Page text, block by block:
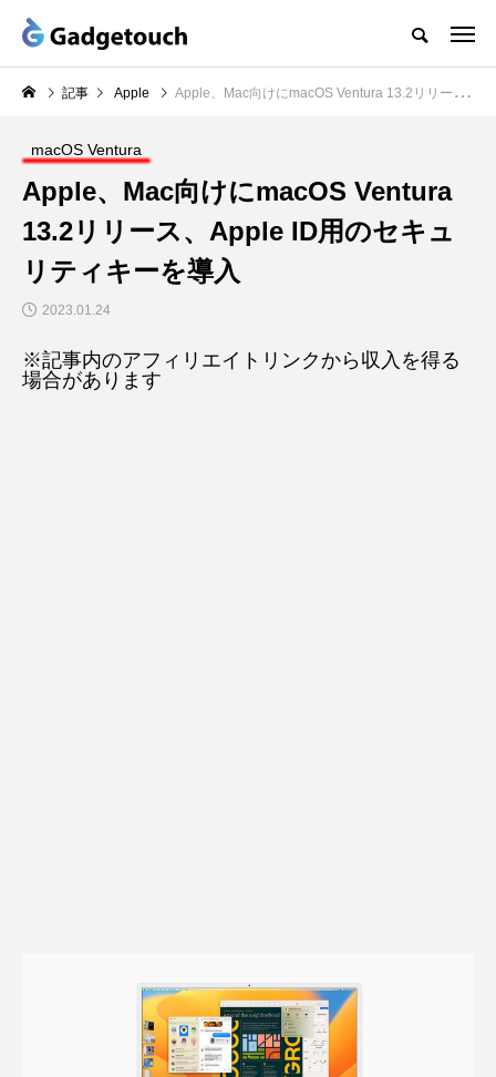
記事 Apple Apple、Mac向けにmacOS Ventura 13.2リリース、Apple ID用のセキュリティキーを導入
macOS Ventura
Apple、Mac向けにmacOS Ventura
13.2リリース、Apple ID用のセキュ
リティキーを導入
2023.01.24
※記事内のアフィリエイトリンクから収入を得る
場合があります